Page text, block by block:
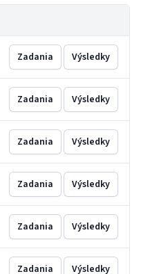
Zadania Výsledky
Zadania Výsledky
Zadania Výsledky
Zadania Výsledky
Zadania Výsledky
Zadania Výsledky